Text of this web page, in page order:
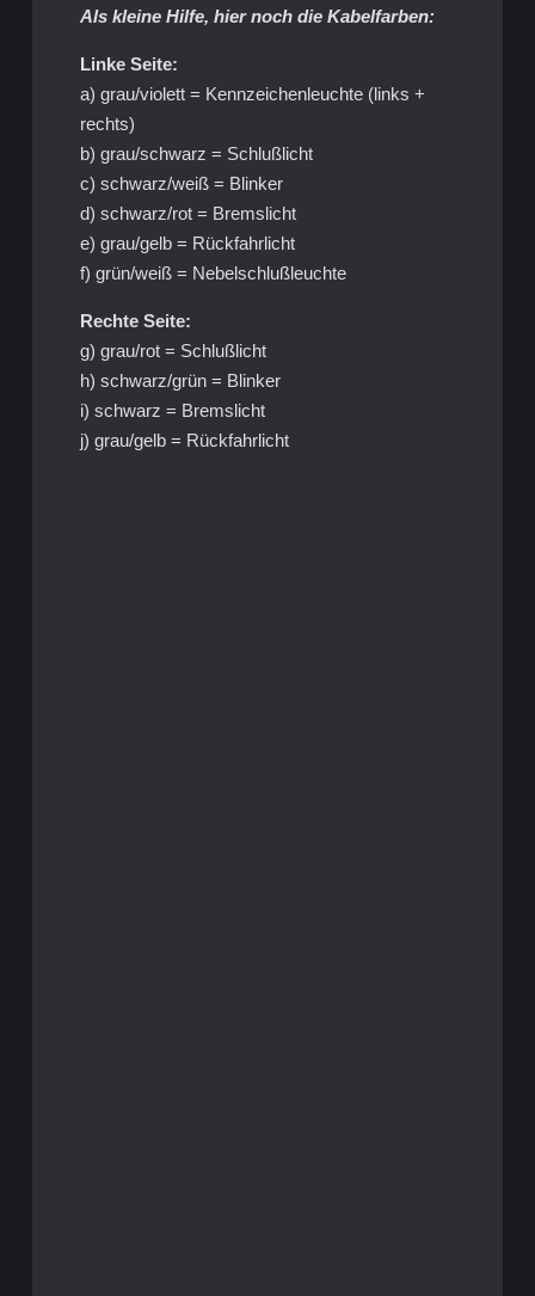
Als kleine Hilfe, hier noch die Kabelfarben:
Linke Seite:
a) grau/violett = Kennzeichenleuchte (links +
rechts)
b) grau/schwarz = Schlußlicht
c) schwarz/weiß = Blinker
d) schwarz/rot = Bremslicht
e) grau/gelb = Rückfahrlicht
f) grün/weiß = Nebelschlußleuchte
Rechte Seite:
g) grau/rot = Schlußlicht
h) schwarz/grün = Blinker
i) schwarz = Bremslicht
j) grau/gelb = Rückfahrlicht